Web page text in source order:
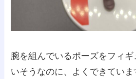
腕を組んでいるポーズをフィ
いそうなのに、よくできてい